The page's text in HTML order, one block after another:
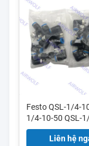
Festo QSL-1/4-
1/4-10-50 QSL-
QSL-1/4-12-20
Series L-Đẩy vào
Liên hệ